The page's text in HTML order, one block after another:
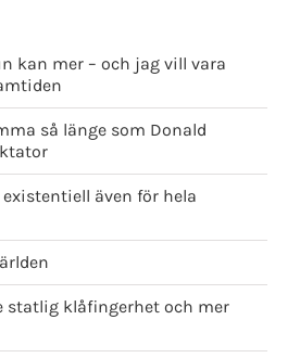
kan mer – och jag vill vara
så länge som Donald
även för hela
statlig klåfingerhet och mer